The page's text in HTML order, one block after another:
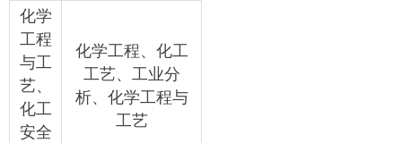
化学
工程
与工
艺、
化工
安全
化学工程、化工
工艺、工业分
析、化学工程与
工艺